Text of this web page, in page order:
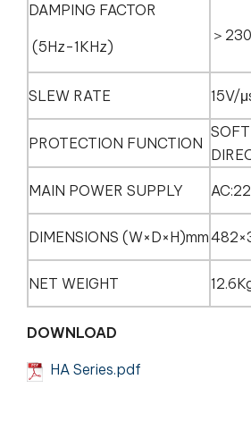
DAMPING FACTOR
(5Hz-1KHz)
＞230
SLEW RATE 15V/
PROTECTION FUNCTION
MAIN POWER SUPPLY
DIMENSIONS (W×D×H)mm
NET WEIGHT
DOWNLOAD
HA Series.pdf